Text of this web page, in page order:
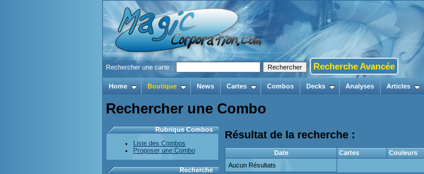
Rechercher une carte : Recherche Avancée
Home Boutique News Cartes Combos Decks Analyses Articles
Rechercher une Combo
Rubrique Combos
Liste des Combos
Proposer une Combo
Recherche
Résultat de la recherche :
Date Cartes Couleurs
Aucun Résultats